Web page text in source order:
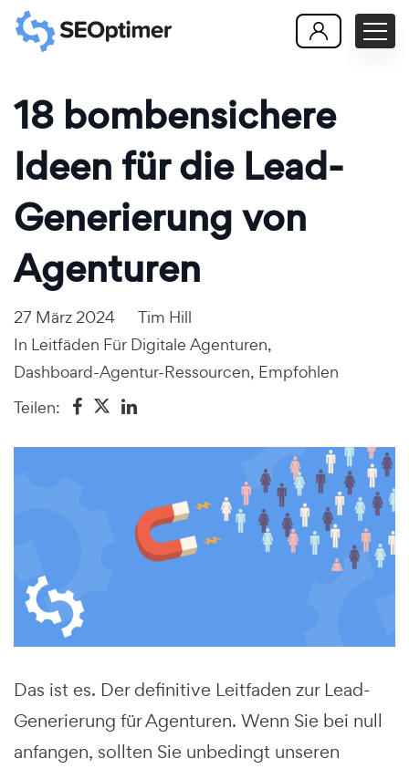
18 bombensichere
Ideen für die Lead-
Generierung von
Agenturen
27 März 2024
Tim Hill
In Leitfäden Für Digitale Agenturen,
Dashboard-Agentur-Ressourcen, Empfohlen
Teilen:
Das ist es. Der definitive Leitfaden zur Lead-
Generierung für Agenturen. Wenn Sie bei null
anfangen, sollten Sie unbedingt unseren